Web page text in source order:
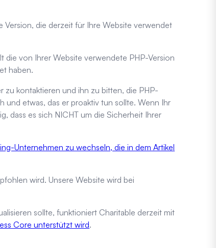
Version, die derzeit für Ihre Website verwendet
die von Ihrer Website verwendete PHP-Version
haben.
zu kontaktieren und ihn zu bitten, die PHP-
und etwas, das er proaktiv tun sollte. Wenn Ihr
dass es sich NICHT um die Sicherheit Ihrer
Unternehmen zu wechseln, die in dem Artikel
wird. Unsere Website wird bei
sollte, funktioniert Charitable derzeit mit
Core unterstützt wird.